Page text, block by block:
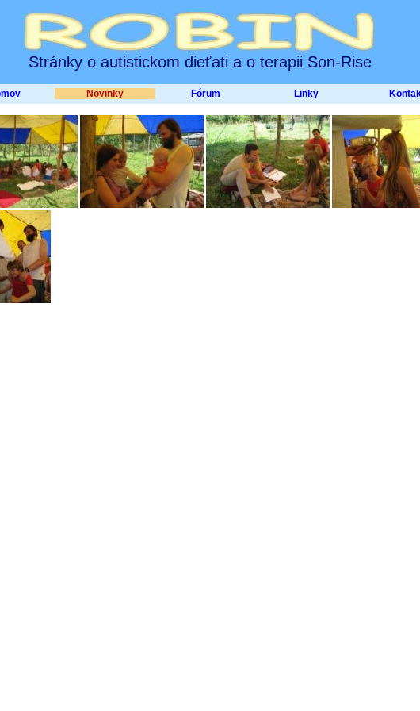
Stránky o autistickom dieťati a o terapii Son-Rise
Novinky Fórum Linky